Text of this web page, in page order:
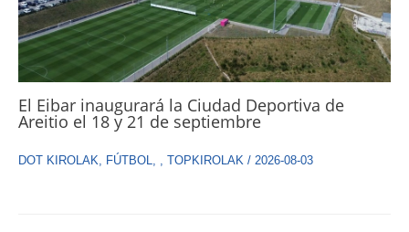
El Eibar inaugurará la Ciudad Deportiva de
Areitio el 18 y 21 de septiembre
DOT KIROLAK FÚTBOL TOPKIROLAK / 2026-08-03